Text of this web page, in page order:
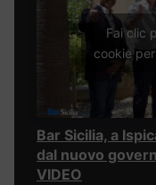
Fai clic
cookie
Bar Sicilia, a
dal nuovo
VIDEO